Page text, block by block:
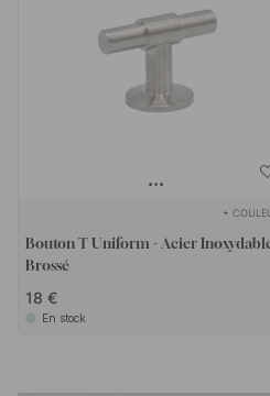
+
Bouton T Uniform - Acier
Brossé
18 €
En stock